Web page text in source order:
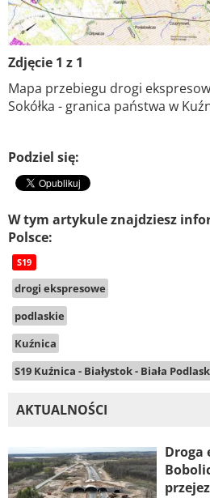
Zdjęcie 1 z 1
Mapa przebiegu drogi
Sokółka - granica państwa w
Podziel się:
W tym artykule znajdziesz
Polsce:
S19
drogi ekspresowe
podlaskie
Kuźnica
S19 Kuźnica - Białystok - Biała
AKTUALNOŚCI
Droga